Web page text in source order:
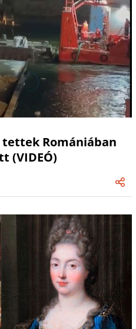
Romániában
(VIDEÓ)